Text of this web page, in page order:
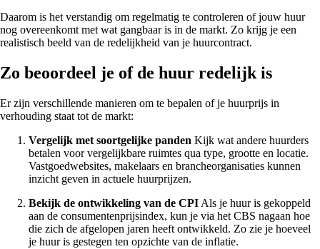
Daarom is het verstandig om regelmatig te controleren of jouw huur
nog overeenkomt met wat gangbaar is in de markt. Zo krijg je een
realistisch beeld van de redelijkheid van je huurcontract.
Zo beoordeel je of de huur redelijk is
Er zijn verschillende manieren om te bepalen of je huurprijs in
verhouding staat tot de markt:
Vergelijk met soortgelijke panden Kijk wat andere huurders
betalen voor vergelijkbare ruimtes qua type, grootte en locatie.
Vastgoedwebsites, makelaars en brancheorganisaties kunnen
inzicht geven in actuele huurprijzen.
Bekijk de ontwikkeling van de CPI Als je huur is gekoppeld
aan de consumentenprijsindex, kun je via het CBS nagaan hoe
die zich de afgelopen jaren heeft ontwikkeld. Zo zie je hoeveel
je huur is gestegen ten opzichte van de inflatie.